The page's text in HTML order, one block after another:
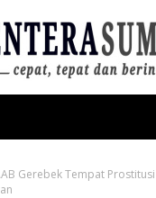
Gerebek Tempat